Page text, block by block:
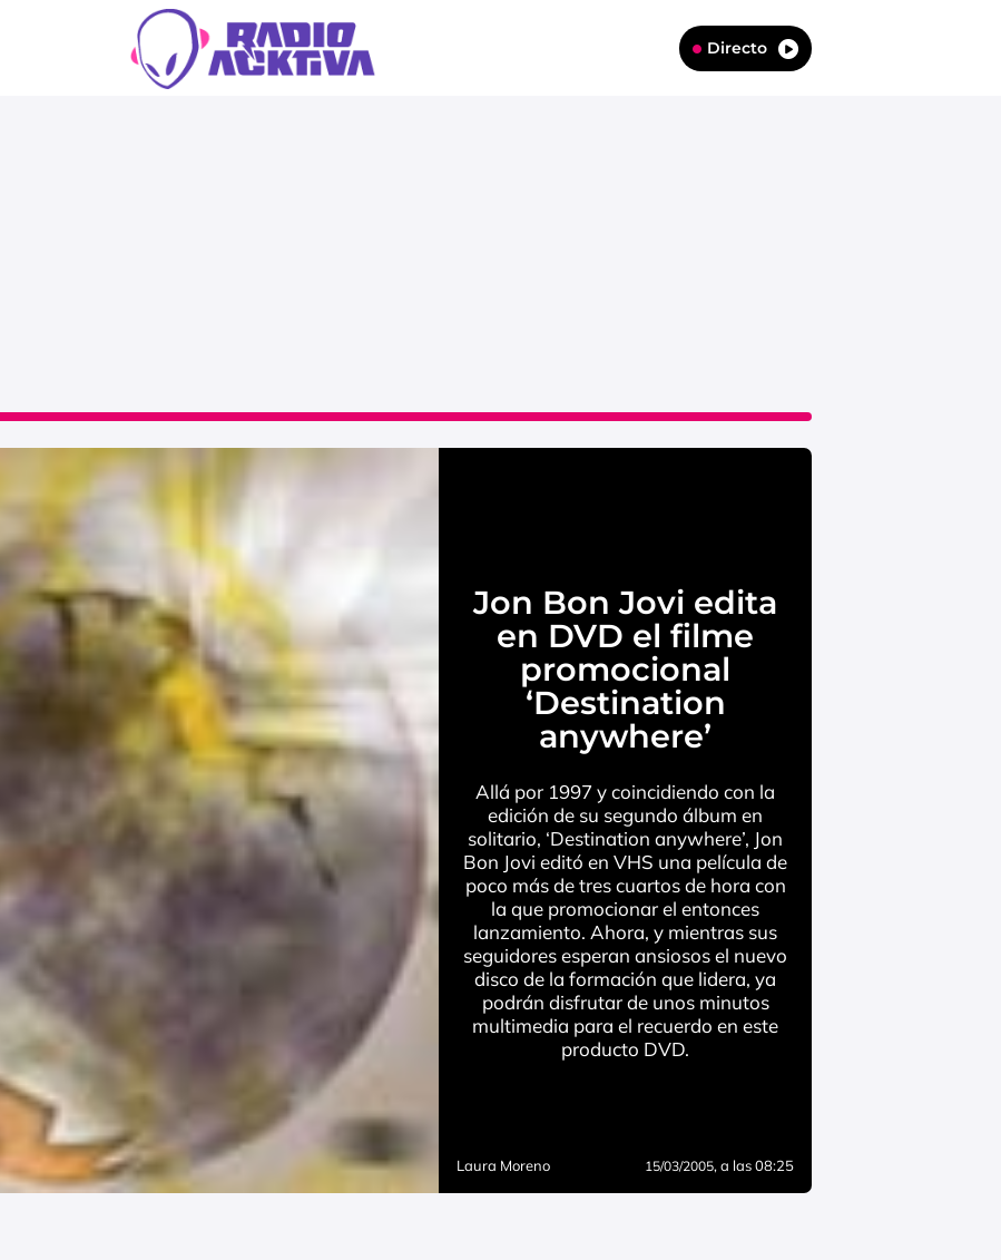
Directo
Jon Bon Jovi edita
en DVD el filme
promocional
‘Destination
anywhere’
Allá por 1997 y coincidiendo con la
edición de su segundo álbum en
solitario, ‘Destination anywhere’, Jon
Bon Jovi editó en VHS una película de
poco más de tres cuartos de hora con
la que promocionar el entonces
lanzamiento. Ahora, y mientras sus
seguidores esperan ansiosos el nuevo
disco de la formación que lidera, ya
podrán disfrutar de unos minutos
multimedia para el recuerdo en este
producto DVD.
Laura Moreno 15/03/2005, a las 08:25